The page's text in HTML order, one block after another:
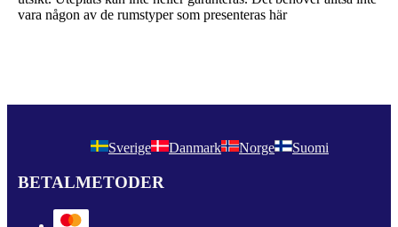
vara någon av de rumstyper som presenteras här
Sverige Danmark Norge Suomi
BETALMETODER